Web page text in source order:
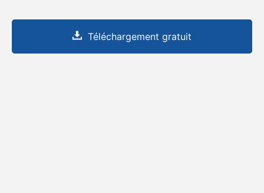
Téléchargement gratuit